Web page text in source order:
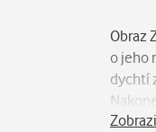
Obraz
o jeho
dychtí